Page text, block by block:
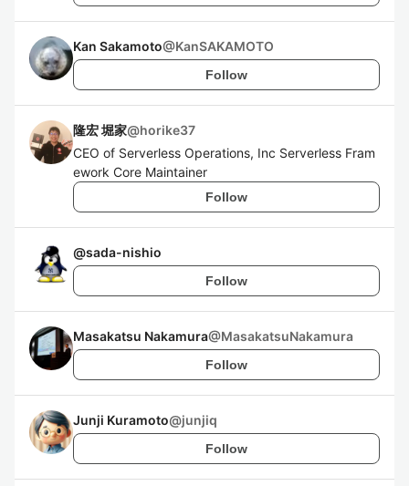
Kan Sakamoto@KanSAKAMOTO
Follow
隆宏 堀家@horike37
CEO of Serverless Operations, Inc Serverless Fram
ework Core Maintainer
Follow
@sada-nishio
Follow
Masakatsu Nakamura@MasakatsuNakamura
Follow
Junji Kuramoto@junjiq
Follow